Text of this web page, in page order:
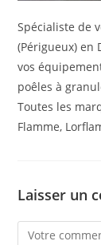
Spécialiste de
(Périgueux) en
vos
poêles à
Toutes les
Flamme,
Laisser un
Comment